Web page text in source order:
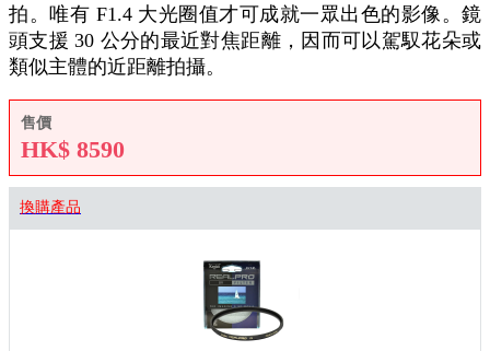
拍。唯有 F1.4 大光圈值才可成就一眾出色的影像。鏡
頭支援 30 公分的最近對焦距離，因而可以駕馭花朵或
類似主體的近距離拍攝。
售價
HK$ 8590
換購產品